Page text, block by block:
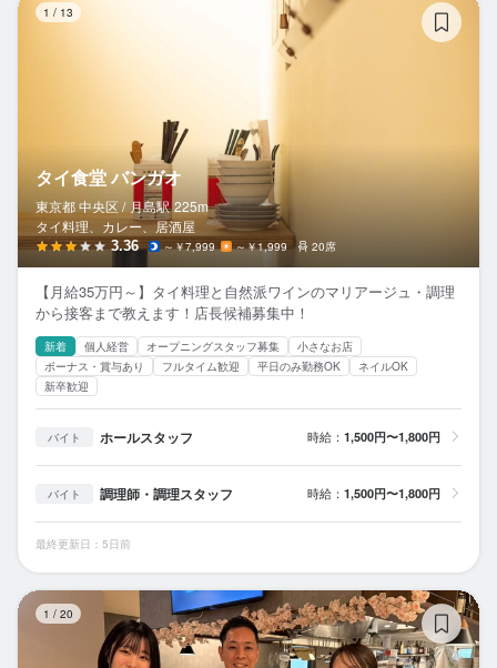
1 / 13
タイ食堂 バンガオ
東京都 中央区 / 月島駅 225m
タイ料理、カレー、居酒屋
3.36 ～￥7,999 ～￥1,999 20席
【月給35万円～】タイ料理と自然派ワインのマリアージュ・調理
から接客まで教えます！店長候補募集中！
新着 個人経営 オープニングスタッフ募集
小さなお店
ボーナス・賞与あり
フルタイム歓迎 平日のみ勤務OK
ネイルOK
新卒歓迎
バイト ホールスタッフ 時給： 1,500円〜1,800円
バイト 調理師・調理スタッフ 時給： 1,500円〜1,800円
最終更新日：5日前
1 / 20